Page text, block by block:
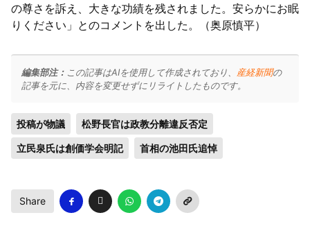
の尊さを訴え、大きな功績を残されました。安らかにお眠
りください」とのコメントを出した。（奥原慎平）
編集部注： この記事はAIを使用して作成されており、 産経新聞の
記事を元に、内容を変更せずにリライトしたものです。
投稿が物議 松野長官は政教分離違反否定
立民泉氏は創価学会明記 首相の池田氏追悼
Share